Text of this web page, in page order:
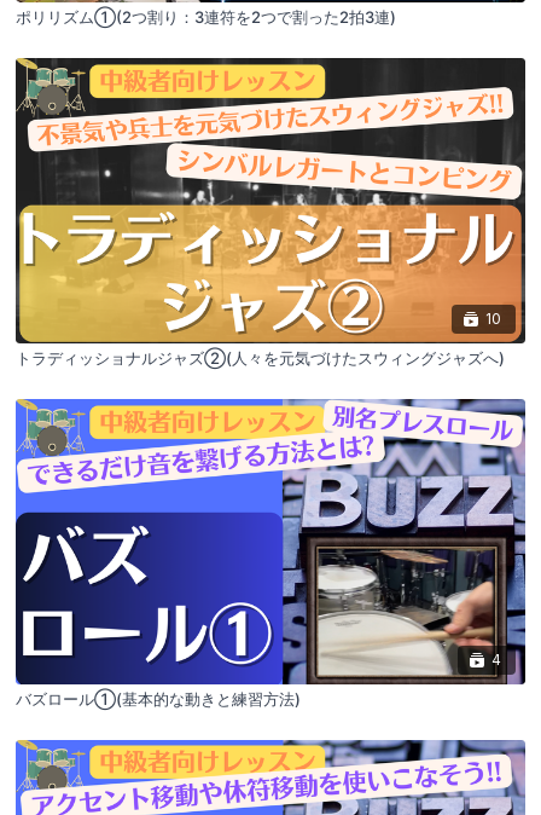
ポリリズム①(2つ割り：3連符を2つで割った2拍3連)
10
トラディッショナルジャズ②(人々を元気づけたスウィングジャズへ)
4
バズロール①(基本的な動きと練習方法)